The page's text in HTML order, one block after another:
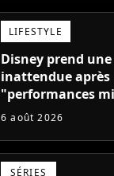
LIFESTYLE
Disney prend
inattendue après
"performances
Vaiana et The
6 août 2026
SÉRIES